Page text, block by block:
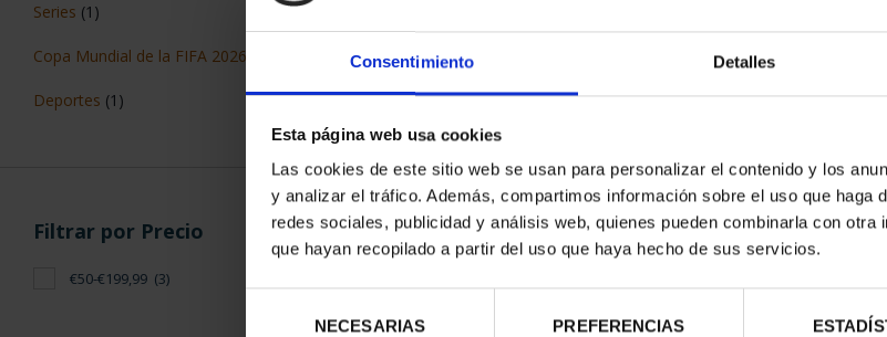
Consentimiento Detalles
Esta página web usa cookies
Las cookies de este sitio web se usan para personalizar el contenido y los
y analizar el tráfico. Además, compartimos información sobre el uso que haga
redes sociales, publicidad y análisis web, quienes pueden combinarla con otra
que hayan recopilado a partir del uso que haya hecho de sus servicios.
NECESARIAS PREFERENCIAS
Series (1)
Copa Mundial de la FIFA 2026
Deportes (1)
Filtrar por Precio
€50-€199,99 (3)
(2026) 8 REALES
140,00 €
(2026) 4 REALES
73,00 €